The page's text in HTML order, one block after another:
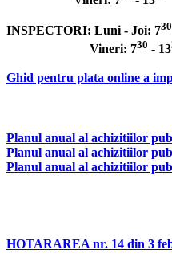
INSPECTORI: Luni - Joi: 730
Vineri: 730 - 13
Ghid pentru plata online a
Planul anual al achizitiilor
Planul anual al achizitiilor
Planul anual al achizitiilor
HOTARAREA nr. 14 din 3